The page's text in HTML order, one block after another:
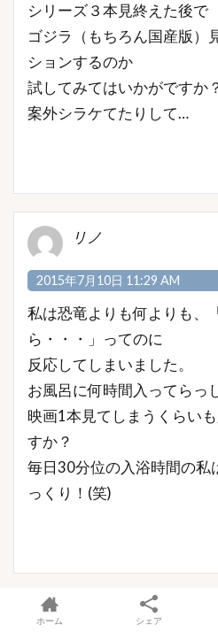
シリーズ３本見終えた後で
ゴジラ（もちろん国産版）
ションするのか
試してみてはいかがですか
案外シラケてたりして…
リノ
2015年7月10日 11:29 AM
私は恐竜よりも何よりも、
ら・・・」ってのに
反応してしまいました。
お風呂に何時間入ってらっ
映画1本見てしまうくらい
すか？
毎日30分位の入浴時間の私
っくり！(笑)
ホーム シェア